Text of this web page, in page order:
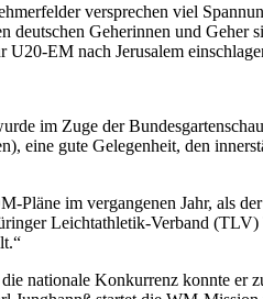
versprechen viel
deutschen Geherinnen und
U20-EM nach Jerusalem
im Zuge der
eine gute Gelegenheit, den
Pläne im vergangenen Jahr, als
Leichtathletik-Verband (TLV)
nationale Konkurrenz konnte er